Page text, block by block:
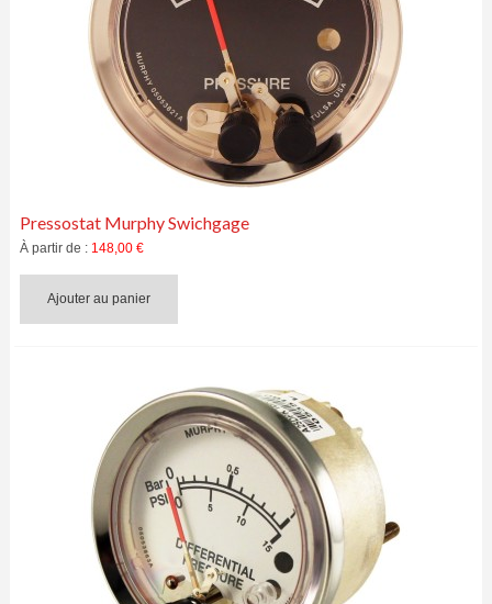
INSTRUMENTATION ET CONTRÔLE
PRESSOSTATS
ÉLECTROAIMANTS ET APPAREILS POUR
MOTEURS DIESEL
Pressostat Murphy Swichgage
À partir de : 148,00 €
Ajouter au panier